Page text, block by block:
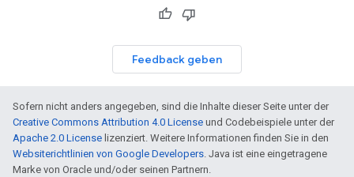
Feedback geben
Sofern nicht anders angegeben, sind die Inhalte dieser Seite unter der
Creative Commons Attribution 4.0 License und Codebeispiele unter der
Apache 2.0 License lizenziert. Weitere Informationen finden Sie in den
Websiterichtlinien von Google Developers. Java ist eine eingetragene
Marke von Oracle und/oder seinen Partnern.